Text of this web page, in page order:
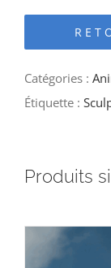
Catégories :
Étiquette :
Produits